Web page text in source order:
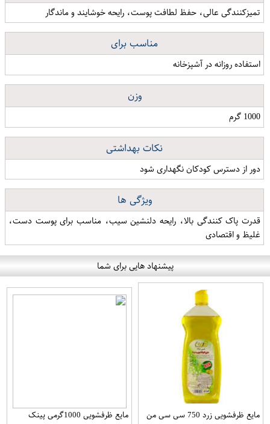
تمیزکنندگی عالی، حفظ لطافت پوست، رایحه خوشایند و ماندگار
مناسب برای
استفاده روزانه در آشپزخانه
وزن
1000 گرم
نکات بهداشتی
دور از دسترس کودکان نگهداری شود
ویژگی ها
قدرت پاک کنندگی بالا، رایحه دلنشین سیب، مناسب برای پوست دست،
غلیظ و اقتصادی
پیشنهاد هایی برای شما
مایع ظرفشویی زرد 750 سی سی من مایع ظرفشویی 1000گرمی پینک